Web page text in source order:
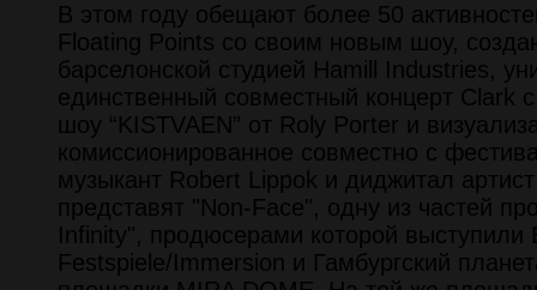
В этом году обещают более 50
Floating Points со своим новым шоу,
барселонской студией Hamill Industries,
единственный совместный концерт Clark
шоу “KISTVAEN” от Roly Porter и
комиссионированное совместно с
музыкант Robert Lippok и диджитал
представят "Non-Face", одну из частей
Infinity", продюсерами которой выступили
Festspiele/Immersion и Гамбургский